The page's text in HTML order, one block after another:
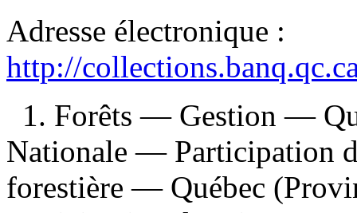
Adresse électronique :
http://
1. Forêts — Gestion —
Nationale — Participation
forestière — Québec